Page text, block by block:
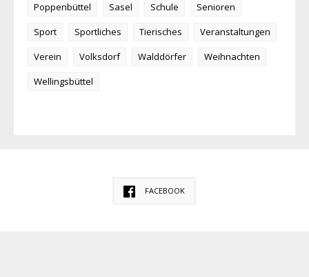
Poppenbüttel
Sasel Schule
Senioren
Sport
Sportliches Tierisches
Veranstaltungen
Verein
Volksdorf Walddörfer
Weihnachten
Wellingsbüttel
FACEBOOK